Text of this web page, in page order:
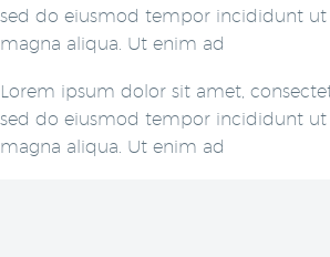
sed do eiusmod tempor incididunt
magna aliqua. Ut enim ad
Lorem ipsum dolor sit amet,
sed do eiusmod tempor incididunt
magna aliqua. Ut enim ad